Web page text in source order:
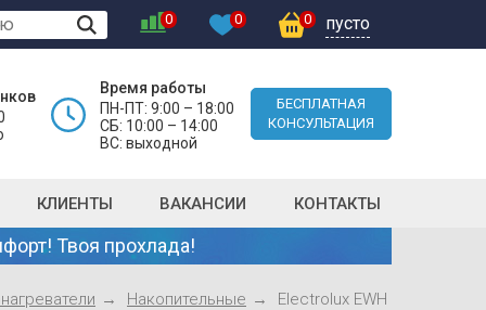
0 0 0 пусто
Время работы
ПН-ПТ: 9:00 – 18:00
СБ: 10:00 – 14:00
ВС: выходной
БЕСПЛАТНАЯ
КОНСУЛЬТАЦИЯ
КЛИЕНТЫ ВАКАНСИИ КОНТАКТЫ
Твоя прохлада!
Накопительные
Electrolux EWH